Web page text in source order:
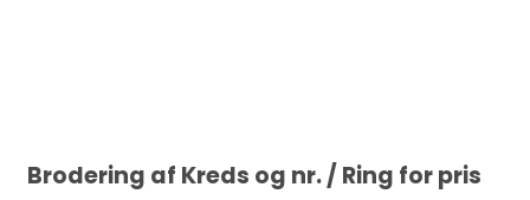
Brodering af Kreds og nr. / Ring for pris